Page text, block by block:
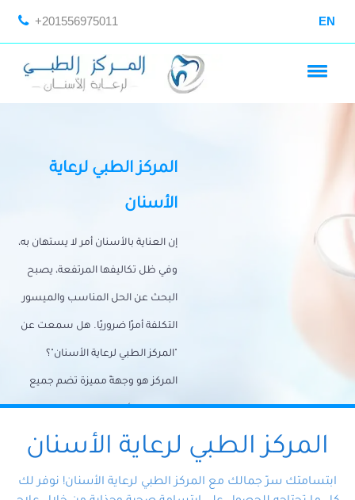
+201556975011 EN
المركز الطبي لرعاية
الأسنان
إن العناية بالأسنان أمر لا يستهان به،
وفي ظل تكاليفها المرتفعة، يصبح
البحث عن الحل المناسب والميسور
التكلفة أمرًا ضروريًا. هل سمعت عن
"المركز الطبي لرعاية الأسنان"؟
المركز هو وجهةً مميزة تضم جميع
احتياجات الأسنان تحت سقف واحد،
وتضمن لك حلاً شاملًا لجميع
المتخصص ذوي الخبرة، ستجد نفسك
المركز الطبي لرعاية الأسنان
ابتسامتك سرّ جمالك مع المركز الطبي لرعاية الأسنان! نوفر لك